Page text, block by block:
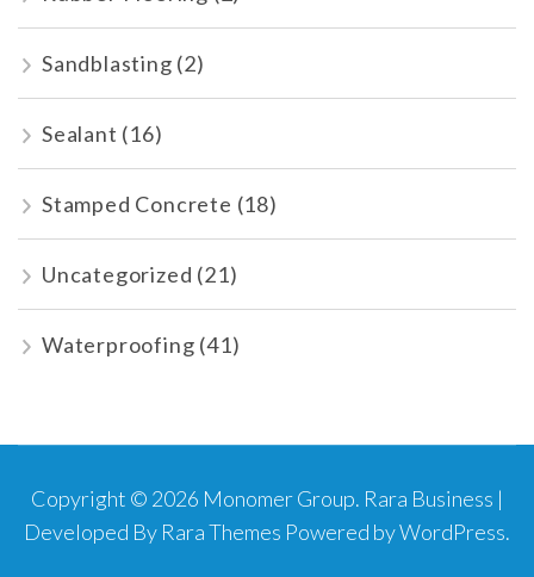
Sandblasting (2)
Sealant (16)
Stamped Concrete (18)
Uncategorized (21)
Waterproofing (41)
Copyright © 2026 Monomer Group. Rara Business |
Developed By Rara Themes Powered byWordPress.